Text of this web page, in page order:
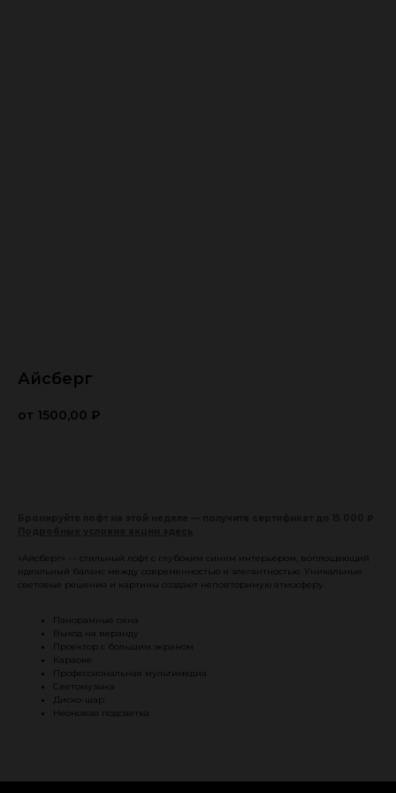
Айсберг
1500,00 ₽
«Айсберг» — стильный лофт с глубоким синим интерьером, воплощающий
идеальный баланс между современностью и элегантностью. Уникальные
световые решения и картины создают неповторимую атмосферу.
Панорамные окна
Выход на веранду
Проектор с большим экраном
Караоке
Профессиональная мультимедиа
Светомузыка
Диско-шар
Неоновая подсветка